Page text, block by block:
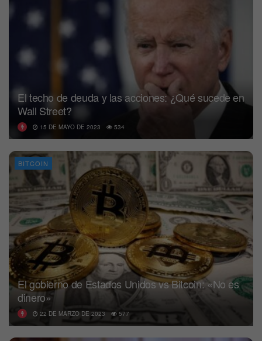
El techo de deuda y las acciones: ¿Qué sucede en
Wall Street?
15 DE MAYO DE 2023 534
BITCOIN
El gobierno de Estados Unidos vs Bitcoin: «No es
dinero»
22 DE MARZO DE 2023 577